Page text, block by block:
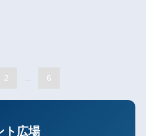
2 6
ト広場